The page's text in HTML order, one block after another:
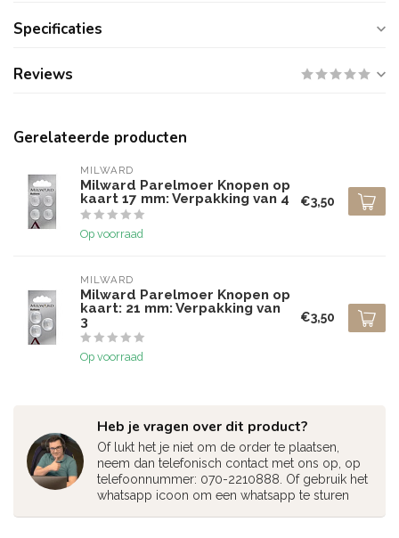
Specificaties
Reviews
Gerelateerde producten
MILWARD
Milward Parelmoer Knopen op
kaart 17 mm: Verpakking van 4
Op voorraad
€3,50
MILWARD
Milward Parelmoer Knopen op
kaart: 21 mm: Verpakking van
3
Op voorraad
€3,50
Heb je vragen over dit product?
Of lukt het je niet om de order te plaatsen,
neem dan telefonisch contact met ons op, op
telefoonnummer: 070-2210888. Of gebruik het
whatsapp icoon om een whatsapp te sturen